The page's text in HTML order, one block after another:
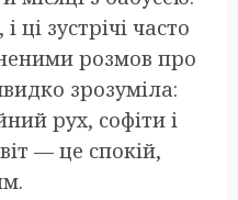
ці зустрічі часто
розмов про
зрозуміла:
рух, софіти і
— це спокій,